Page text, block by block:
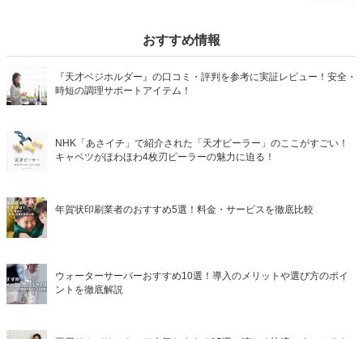
おすすめ情報
『天才ベジホルダー』の口コミ・評判を参考に実証レビュー！安全・
時短の調理サポートアイテム！
NHK「あさイチ」で紹介された「天才ピーラー」のここがすごい！
キャベツがほわほわ4枚刃ピーラーの魅力に迫る！
年賀状印刷業者のおすすめ5選！料金・サービスを徹底比較
ウォーターサーバーおすすめ10選！導入のメリットや選び方のポイ
ントを徹底解説